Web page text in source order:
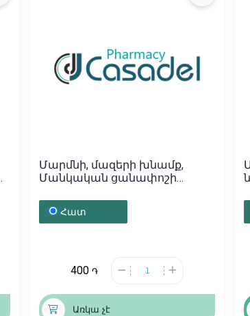
Մարմնի, մազերի խնամք,
Մանկական ցանափոշի
Հատ
400֏
Առկա չէ